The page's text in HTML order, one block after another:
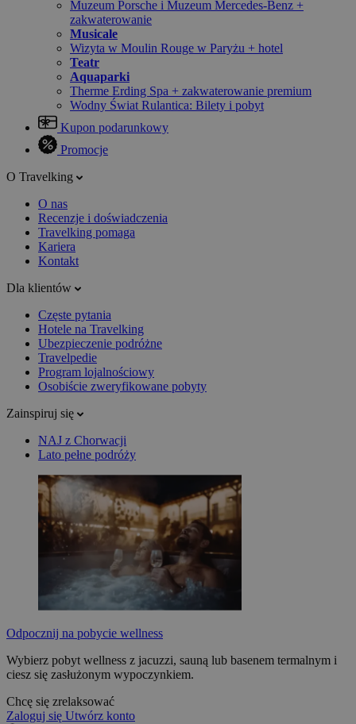
Muzeum Porsche i Muzeum Mercedes-Benz +
zakwaterowanie
Musicale
Wizyta w Moulin Rouge w Paryżu + hotel
Teatr
Aquaparki
Therme Erding Spa + zakwaterowanie premium
Wodny Świat Rulantica: Bilety i pobyt
Kupon podarunkowy
Promocje
O Travelking
O nas
Recenzje i doświadczenia
Travelking pomaga
Kariera
Kontakt
Dla klientów
Częste pytania
Hotele na Travelking
Ubezpieczenie podróżne
Travelpedie
Program lojalnościowy
Osobiście zweryfikowane pobyty
Zainspiruj się
NAJ z Chorwacji
Lato pełne podróży
Odpocznij na pobycie wellness
Wybierz pobyt wellness z jacuzzi, sauną lub basenem termalnym i
ciesz się zasłużonym wypoczynkiem.
Chcę się zrelaksować
Zaloguj się Utwórz konto